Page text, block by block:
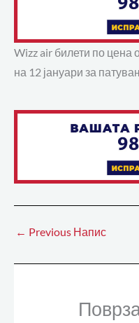
Wizz air билети по цена
на 12 јануари за
← Previous Напис